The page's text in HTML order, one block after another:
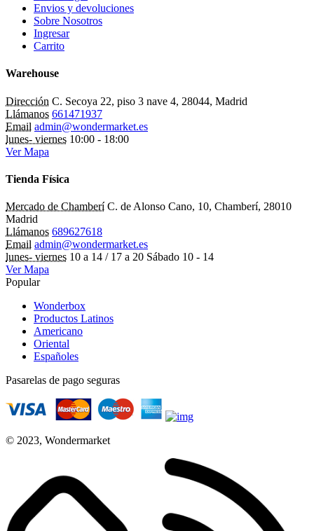
Envios y devoluciones
Sobre Nosotros
Ingresar
Carrito
Warehouse
Dirección C. Secoya 22, piso 3 nave 4, 28044, Madrid
Llámanos 661471937
Email admin@wondermarket.es
lunes- viernes 10:00 - 18:00
Ver Mapa
Tienda Física
Mercado de Chamberí C. de Alonso Cano, 10, Chamberí, 28010
Madrid
Llámanos 689627618
Email admin@wondermarket.es
lunes- viernes 10 a 14 / 17 a 20 Sábado 10 - 14
Ver Mapa
Popular
Wonderbox
Productos Latinos
Americano
Oriental
Españoles
Pasarelas de pago seguras
© 2023, Wondermarket